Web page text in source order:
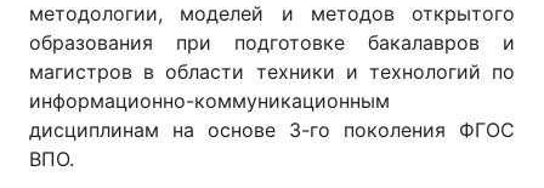
методологии, моделей и методов открытого
образования при подготовке бакалавров и
магистров в области техники и технологий по
информационно-коммуникационным
дисциплинам на основе 3-го поколения ФГОС
ВПО.